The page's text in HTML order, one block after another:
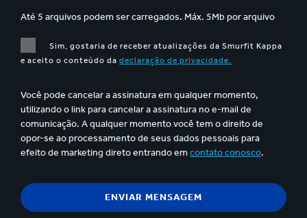
Até 5 arquivos podem ser carregados. Máx. 5Mb por arquivo
Sim, gostaria de receber atualizações da Smurfit Kappa
e aceito o conteúdo da declaração de privacidade.
Você pode cancelar a assinatura em qualquer momento,
utilizando o link para cancelar a assinatura no e-mail de
comunicação. A qualquer momento você tem o direito de
opor-se ao processamento de seus dados pessoais para
efeito de marketing direto entrando em contato conosco.